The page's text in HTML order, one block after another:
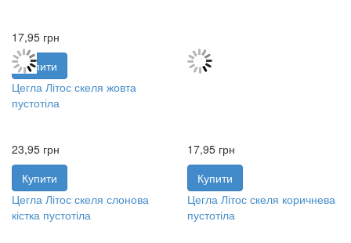
17,95 грн
Купити
Цегла Літос скеля жовта
пустотіла
23,95 грн
Купити
Цегла Літос скеля слонова
кістка пустотіла
17,95 грн
Купити
Цегла Літос скеля коричнева
пустотіла